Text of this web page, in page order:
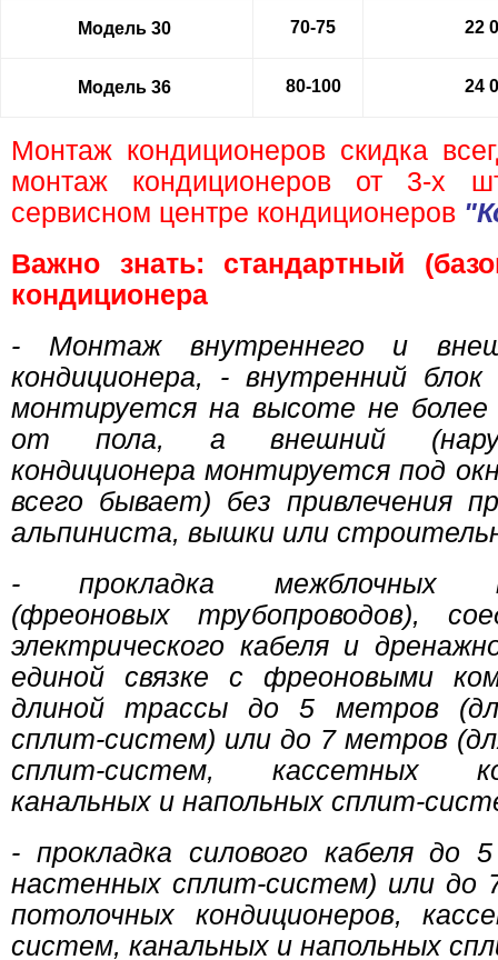
Модель 30 70-75 22
Модель 36 80-100 24
Монтаж кондиционеров скидка
монтаж кондиционеров от 3-х
сервисном центре кондиционеров
Важно знать: стандартный
кондиционера
- Монтаж внутреннего и
кондиционера, - внутренний блок
монтируется на высоте не
от пола, а внешний
кондиционера монтируется под
всего бывает) без привлечения
альпиниста, вышки или
- прокладка межблочных
(фреоновых трубопроводов),
электрического кабеля и
единой связке с фреоновыми
длиной трассы до 5 метров
сплит-систем) или до 7 метров
сплит-систем, кассетных
канальных и напольных сплит-
- прокладка силового кабеля до
настенных сплит-систем) или до
потолочных кондиционеров,
систем, канальных и напольных